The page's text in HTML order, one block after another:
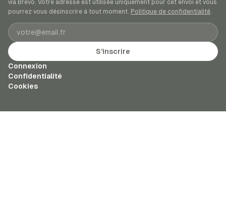
via Brevo. Votre adresse est utilisée uniquement pour cet envoi et vous
pourrez vous désinscrire à tout moment. Politique de confidentialité.
Adresse e-mail
S’inscrire
Connexion
Confidentialité
Cookies